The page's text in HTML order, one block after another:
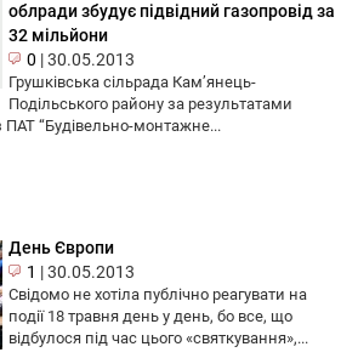
облради збудує підвідний газопровід за
32 мільйони
0 |30.05.2013
Грушківська сільрада Кам’янець-
Подільського району за результатами
ПАТ “Будівельно-монтажне...
День Європи
1 |30.05.2013
Свідомо не хотіла публічно реагувати на
події 18 травня день у день, бо все, що
відбулося під час цього «святкування»,...